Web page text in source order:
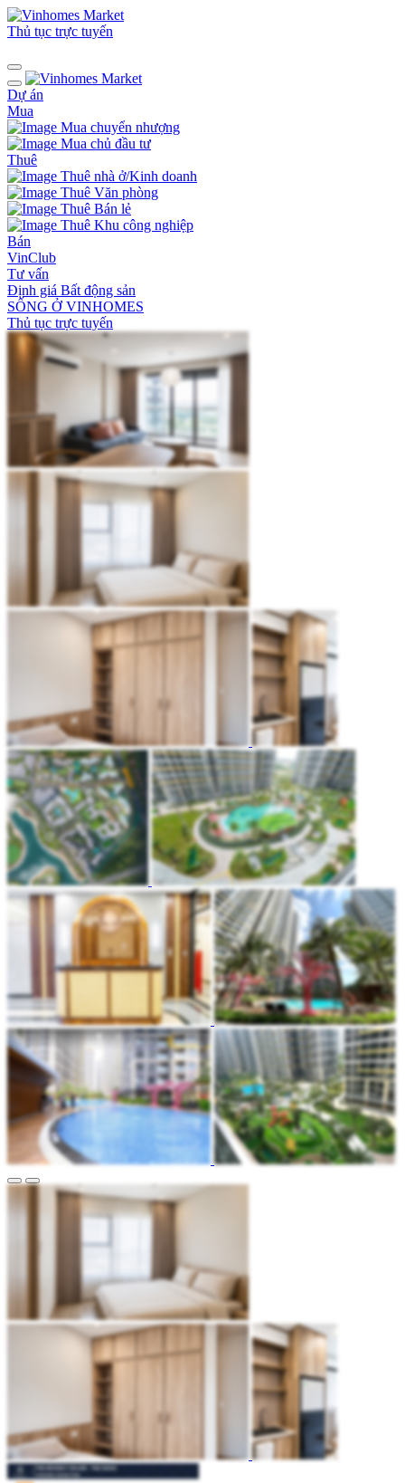
Thủ tục trực tuyến
Dự án
Mua
Mua chuyển nhượng
Mua chủ đầu tư
Thuê
Thuê nhà ở/Kinh doanh
Thuê Văn phòng
Thuê Bán lẻ
Thuê Khu công nghiệp
Bán
VinClub
Tư vấn
Định giá Bất động sản
SỐNG Ở VINHOMES
Thủ tục trực tuyến